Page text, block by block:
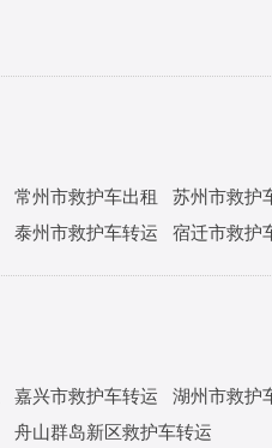
常州市救护车出租 苏州市救护
泰州市救护车转运 宿迁市救护
嘉兴市救护车转运 湖州市救护
舟山群岛新区救护车转运